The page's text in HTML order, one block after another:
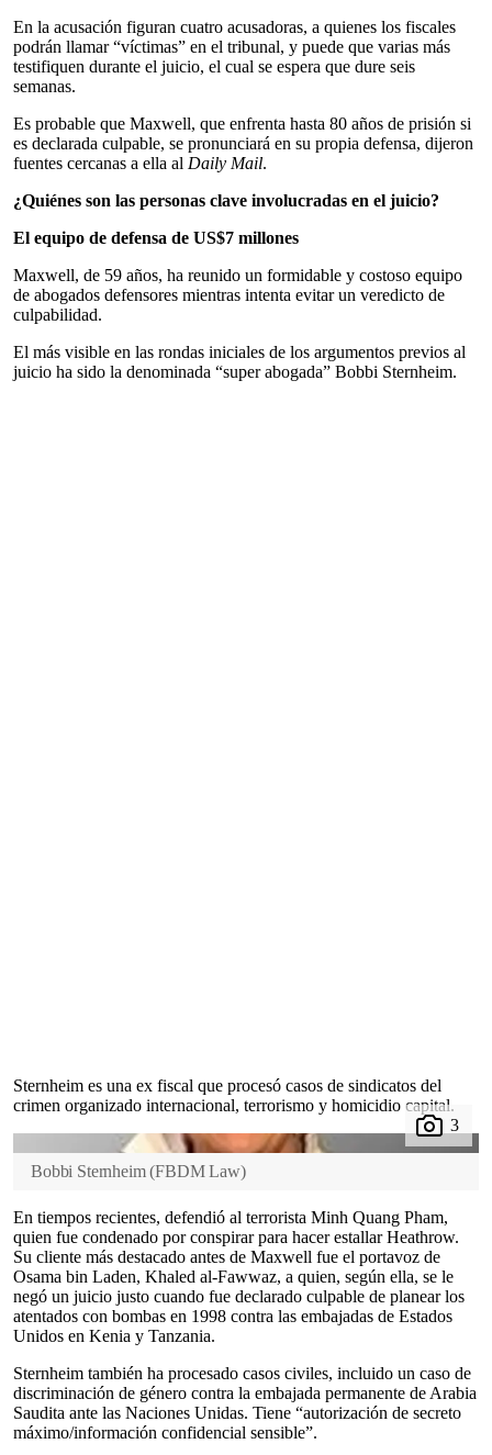
En la acusación figuran cuatro acusadoras, a quienes los fiscales
podrán llamar “víctimas” en el tribunal, y puede que varias más
testifiquen durante el juicio, el cual se espera que dure seis
semanas.
Es probable que Maxwell, que enfrenta hasta 80 años de prisión si
es declarada culpable, se pronunciará en su propia defensa, dijeron
fuentes cercanas a ella al Daily Mail.
¿Quiénes son las personas clave involucradas en el juicio?
El equipo de defensa de US$7 millones
Maxwell, de 59 años, ha reunido un formidable y costoso equipo
de abogados defensores mientras intenta evitar un veredicto de
culpabilidad.
El más visible en las rondas iniciales de los argumentos previos al
juicio ha sido la denominada “super abogada” Bobbi Sternheim.
Sternheim es una ex fiscal que procesó casos de sindicatos del
crimen organizado internacional, terrorismo y homicidio capital.
Bobbi Sternheim (FBDM Law)
En tiempos recientes, defendió al terrorista Minh Quang Pham,
quien fue condenado por conspirar para hacer estallar Heathrow.
Su cliente más destacado antes de Maxwell fue el portavoz de
Osama bin Laden, Khaled al-Fawwaz, a quien, según ella, se le
negó un juicio justo cuando fue declarado culpable de planear los
atentados con bombas en 1998 contra las embajadas de Estados
Unidos en Kenia y Tanzania.
Sternheim también ha procesado casos civiles, incluido un caso de
discriminación de género contra la embajada permanente de Arabia
Saudita ante las Naciones Unidas. Tiene “autorización de secreto
máximo/información confidencial sensible”.